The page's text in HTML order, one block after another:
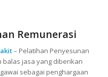
Remunerasi
– Pelatihan Penyesunan
balas jasa yang diberikan
sebagai penghargaan